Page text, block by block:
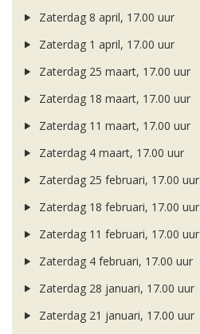
Zaterdag 8 april, 17.00 uur
Zaterdag 1 april, 17.00 uur
Zaterdag 25 maart, 17.00 uur
Zaterdag 18 maart, 17.00 uur
Zaterdag 11 maart, 17.00 uur
Zaterdag 4 maart, 17.00 uur
Zaterdag 25 februari, 17.00 uur
Zaterdag 18 februari, 17.00 uur
Zaterdag 11 februari, 17.00 uur
Zaterdag 4 februari, 17.00 uur
Zaterdag 28 januari, 17.00 uur
Zaterdag 21 januari, 17.00 uur